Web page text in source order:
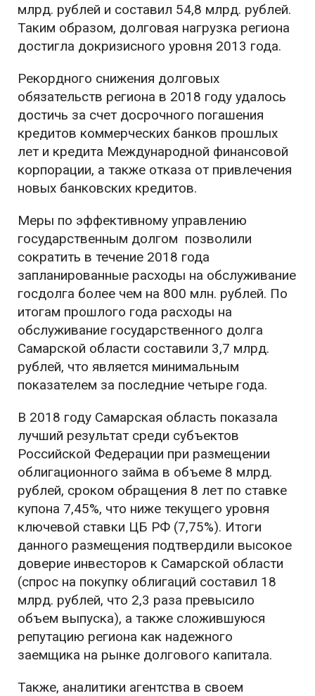
млрд. рублей и составил 54,8 млрд. рублей.
Таким образом, долговая нагрузка региона
достигла докризисного уровня 2013 года.
Рекордного снижения долговых
обязательств региона в 2018 году удалось
достичь за счет досрочного погашения
кредитов коммерческих банков прошлых
лет и кредита Международной финансовой
корпорации, а также отказа от привлечения
новых банковских кредитов.
Меры по эффективному управлению
государственным долгом позволили
сократить в течение 2018 года
запланированные расходы на обслуживание
госдолга более чем на 800 млн. рублей. По
итогам прошлого года расходы на
обслуживание государственного долга
Самарской области составили 3,7 млрд.
рублей, что является минимальным
показателем за последние четыре года.
В 2018 году Самарская область показала
лучший результат среди субъектов
Российской Федерации при размещении
облигационного займа в объеме 8 млрд.
рублей, сроком обращения 8 лет по ставке
купона 7,45%, что ниже текущего уровня
ключевой ставки ЦБ РФ (7,75%). Итоги
данного размещения подтвердили высокое
доверие инвесторов к Самарской области
(спрос на покупку облигаций составил 18
млрд. рублей, что 2,3 раза превысило
объем выпуска), а также сложившуюся
репутацию региона как надежного
заемщика на рынке долгового капитала.
Также, аналитики агентства в своем